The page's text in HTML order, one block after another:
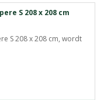
S 208 x 208 cm
S 208 x 208 cm, wordt